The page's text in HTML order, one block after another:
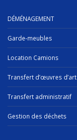
DÉMÉNAGEMENT
Garde-meubles
Location Camions
Transfert d’œuvres d’art
Transfert administratif
Gestion des déchets